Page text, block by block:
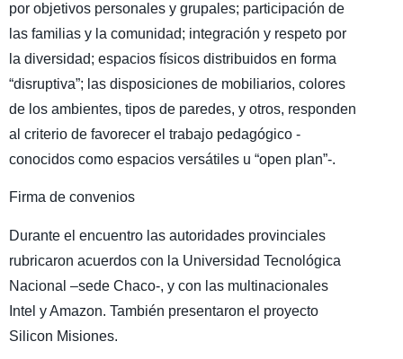
por objetivos personales y grupales; participación de
las familias y la comunidad; integración y respeto por
la diversidad; espacios físicos distribuidos en forma
“disruptiva”; las disposiciones de mobiliarios, colores
de los ambientes, tipos de paredes, y otros, responden
al criterio de favorecer el trabajo pedagógico -
conocidos como espacios versátiles u “open plan”-.
Firma de convenios
Durante el encuentro las autoridades provinciales
rubricaron acuerdos con la Universidad Tecnológica
Nacional –sede Chaco-, y con las multinacionales
Intel y Amazon. También presentaron el proyecto
Silicon Misiones.